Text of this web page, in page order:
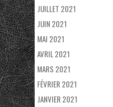
JUILLET 2021
JUIN 2021
MAI 2021
AVRIL 2021
MARS 2021
FÉVRIER 2021
JANVIER 2021